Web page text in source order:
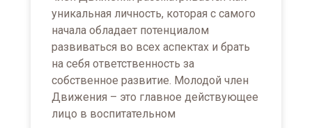
уникальная личность, которая с самого
начала обладает потенциалом
развиваться во всех аспектах и брать
на себя ответственность за
собственное развитие. Молодой член
Движения – это главное действующее
лицо в воспитательном